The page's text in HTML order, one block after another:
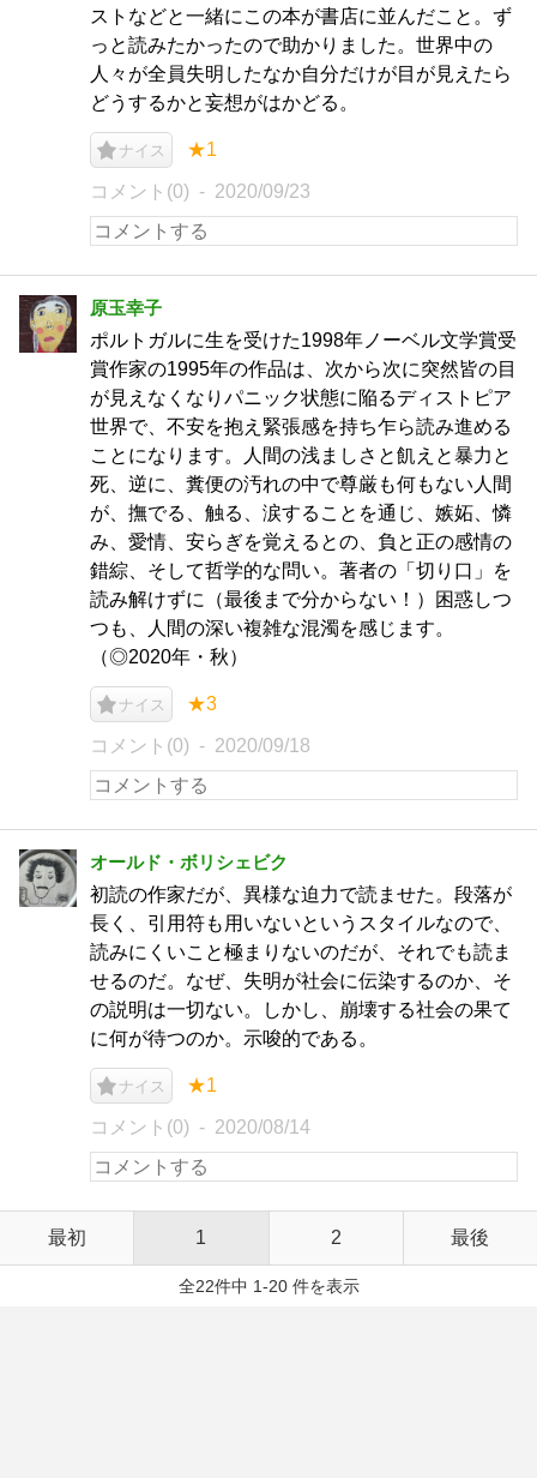
ストなどと一緒にこの本が書店に並んだこと。ず
っと読みたかったので助かりました。世界中の
人々が全員失明したなか自分だけが目が見えたら
どうするかと妄想がはかどる。
ナイス ★1
コメント(0) 2020/09/23
原玉幸子
ポルトガルに生を受けた1998年ノーベル文学賞受
賞作家の1995年の作品は、次から次に突然皆の目
が見えなくなりパニック状態に陥るディストピア
世界で、不安を抱え緊張感を持ち乍ら読み進める
ことになります。人間の浅ましさと飢えと暴力と
死、逆に、糞便の汚れの中で尊厳も何もない人間
が、撫でる、触る、涙することを通じ、嫉妬、憐
み、愛情、安らぎを覚えるとの、負と正の感情の
錯綜、そして哲学的な問い。著者の「切り口」を
読み解けずに（最後まで分からない！）困惑しつ
つも、人間の深い複雑な混濁を感じます。
（◎2020年・秋）
ナイス ★3
コメント(0) 2020/09/18
オールド・ボリシェビク
初読の作家だが、異様な迫力で読ませた。段落が
長く、引用符も用いないというスタイルなので、
読みにくいこと極まりないのだが、それでも読ま
せるのだ。なぜ、失明が社会に伝染するのか、そ
の説明は一切ない。しかし、崩壊する社会の果て
に何が待つのか。示唆的である。
ナイス ★1
コメント(0) 2020/08/14
最初 1 2 最後
全22件中 1-20 件を表示